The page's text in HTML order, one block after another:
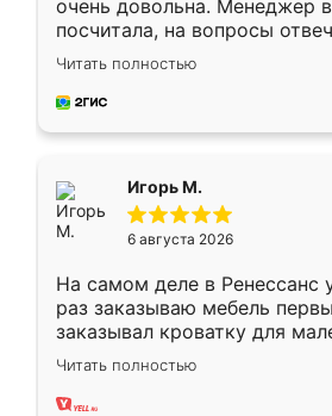
очень довольна. Менеджер
посчитала, на вопросы
Замерщик приехал в
делу со всей
за день, ребята работали
Читать полностью
Игорь М.
6 августа 2026
На самом деле в Ренессанс
раз заказываю мебель
заказывал кроватку для
ребёнка при его рождении
заказал шкаф-купе. По
хорошее сборка достаточно
Читать полностью